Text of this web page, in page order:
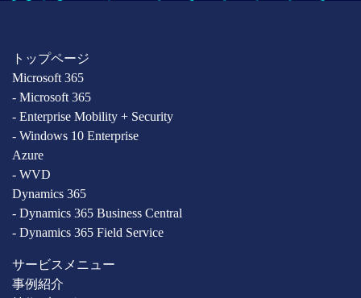
トップページ
Microsoft 365
- Microsoft 365
- Enterprise Mobility + Security
- Windows 10 Enterprise
Azure
- WVD
Dynamics 365
- Dynamics 365 Business Central
- Dynamics 365 Field Service
サービスメニュー
事例紹介